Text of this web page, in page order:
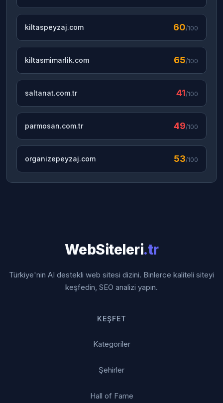
kiltaspeyzaj.com 60/100
kiltasmimarlik.com 65/100
saltanat.com.tr 41/100
parmosan.com.tr 49/100
organizepeyzaj.com 53/100
WebSiteleri.tr
Türkiye'nin AI destekli web sitesi dizini. Binlerce kaliteli siteyi
keşfedin, SEO analizi yapın.
KEŞFET
Kategoriler
Şehirler
Hall of Fame